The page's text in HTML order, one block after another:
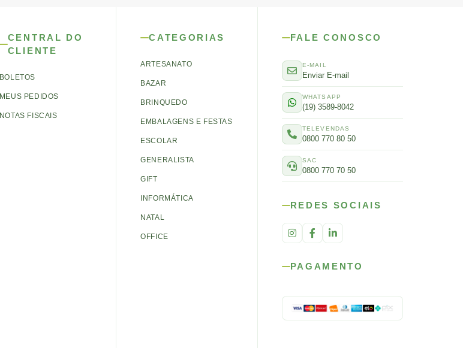
CENTRAL DO
CLIENTE
BOLETOS
MEUS PEDIDOS
NOTAS FISCAIS
CATEGORIAS
ARTESANATO
BAZAR
BRINQUEDO
EMBALAGENS E FESTAS
ESCOLAR
GENERALISTA
GIFT
INFORMÁTICA
NATAL
OFFICE
FALE CONOSCO
E-MAIL
Enviar E-mail
WHATSAPP
(19) 3589-8042
TELEVENDAS
0800 770 80 50
SAC
0800 770 70 50
REDES SOCIAIS
PAGAMENTO